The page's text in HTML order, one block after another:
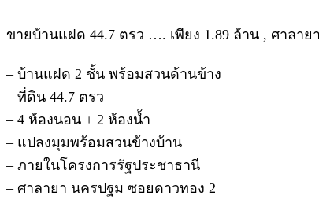
ขายบ้านแฝด 44.7 ตรว …. เพียง 1.89 ล้าน , ศาลา
– บ้านแฝด 2 ชั้น พร้อมสวนด้านข้าง
– ที่ดิน 44.7 ตรว
– 4 ห้องนอน + 2 ห้องน้ำ
– แปลงมุมพร้อมสวนข้างบ้าน
– ภายในโครงการรัฐประชาธานี
– ศาลายา นครปฐม ซอยดาวทอง 2